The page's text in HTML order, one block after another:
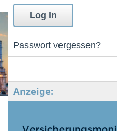
Passwort vergessen?
Anzeige: